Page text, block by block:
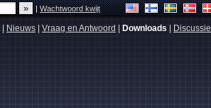
|Wachtwoord kwijt
Nieuws Vraag en Antwoord Downloads Discussie